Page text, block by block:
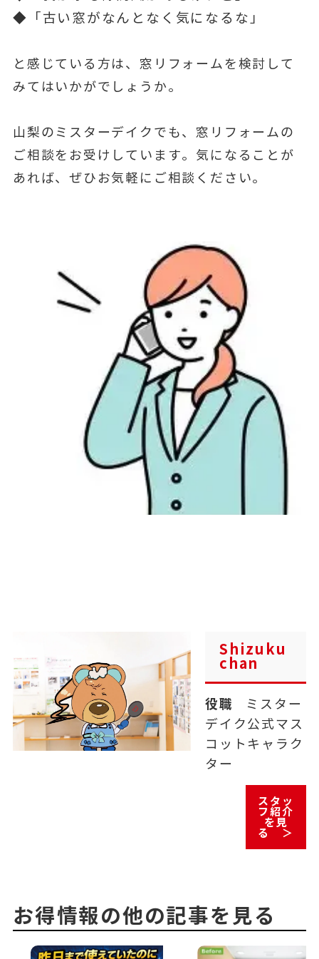
◆「古い窓がなんとなく気になるな」
と感じている方は、窓リフォームを検討して
みてはいかがでしょうか。
山梨のミスターデイクでも、窓リフォームの
ご相談をお受けしています。気になることが
あれば、ぜひお気軽にご相談ください。
Shizuku
chan
役職
ミスター
デイク公式マス
コットキャラク
ター
スタッ
フ紹介
を見
る ＞
お得情報の他の記事を見る